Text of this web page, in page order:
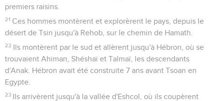
premiers raisins.
21 Ces hommes montèrent et explorèrent le pays, depuis le
désert de Tsin jusqu'à Rehob, sur le chemin de Hamath.
22 Ils montèrent par le sud et allèrent jusqu'à Hébron, où se
trouvaient Ahiman, Shéshaï et Talmaï, les descendants
d'Anak. Hébron avait été construite 7 ans avant Tsoan en
Egypte.
23 Ils arrivèrent jusqu'à la vallée d'Eshcol, où ils coupèrent